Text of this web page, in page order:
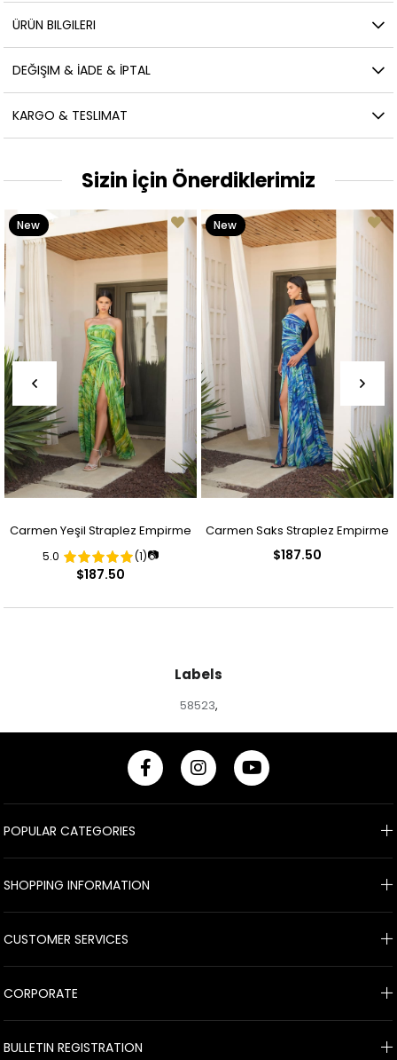
ÜRÜN BILGILERI
DEĞIŞIM & İADE & İPTAL
KARGO & TESLIMAT
Sizin İçin Önerdiklerimiz
Carmen Yeşil Straplez Empirme
Abiye Elbise
5.0 (1)📷
$187.50
New
Item
Carmen Saks Straplez Empirme
$187.50
New
Item
Labels
58523,
POPULAR CATEGORIES
SHOPPING INFORMATION
CUSTOMER SERVICES
CORPORATE
BULLETIN REGISTRATION